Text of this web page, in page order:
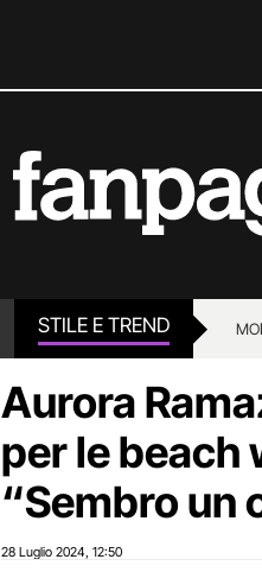
STILE E TREND
Aurora
per le beach
“Sembro un
28 Luglio 2024 12:50